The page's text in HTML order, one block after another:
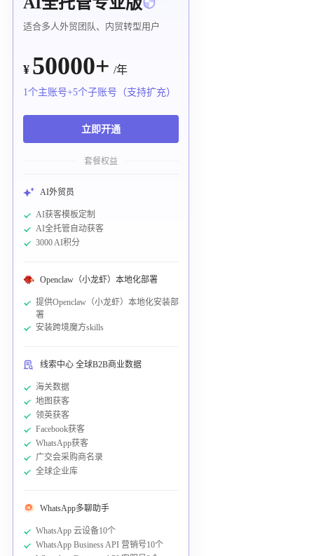
适合多人外贸团队、内贸转型用户
¥ 50000+ /年
1个主账号+5个子账号（支持扩充）
立即开通
套餐权益
AI外贸员
AI获客模板定制
AI全托管自动获客
3000 AI积分
Openclaw（小龙虾）本地化部署
提供Openclaw（小龙虾）本地化安装部
署
安装跨境魔方skills
线索中心 全球B2B商业数据
海关数据
地图获客
领英获客
Facebook获客
WhatsApp获客
广交会采购商名录
全球企业库
WhatsApp多聊助手
WhatsApp 云设备10个
WhatsApp Business API 营销号10个